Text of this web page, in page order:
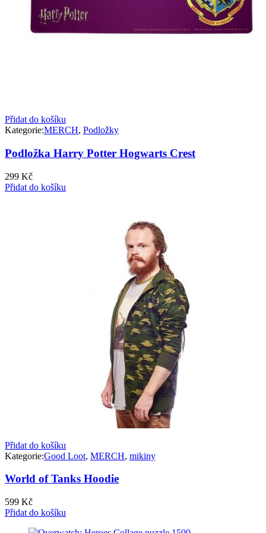
Přidat do košíku
Kategorie:MERCH, Podložky
Podložka Harry Potter Hogwarts Crest
299 Kč
Přidat do košíku
Přidat do košíku
Kategorie:Good Loot, MERCH, mikiny
World of Tanks Hoodie
599 Kč
Přidat do košíku